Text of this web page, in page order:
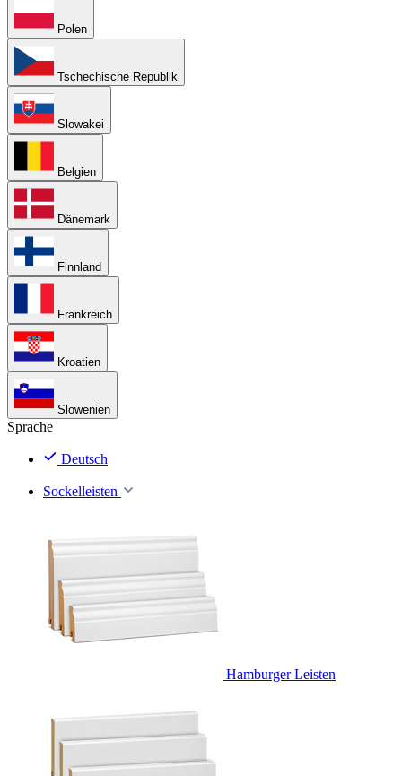
Polen
Tschechische Republik
Slowakei
Belgien
Dänemark
Finnland
Frankreich
Kroatien
Slowenien
Sprache
Deutsch
Sockelleisten
Hamburger Leisten